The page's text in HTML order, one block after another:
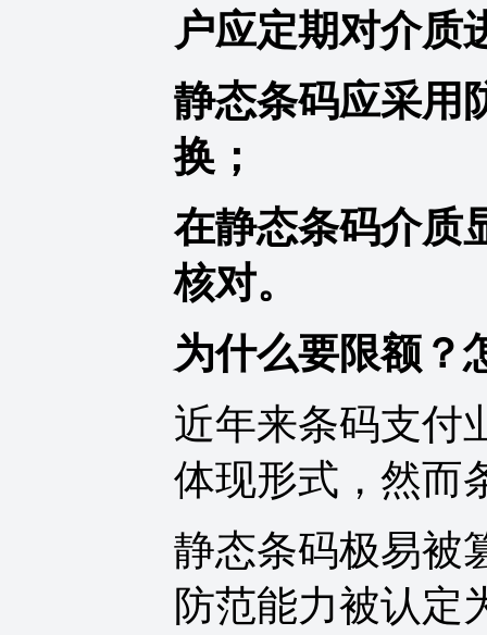
户应定期对介质
静态条码应采用
换；
在静态条码介质
核对。
为什么要限额？
近年来条码支付
体现形式，然而
静态条码极易被
防范能力被认定